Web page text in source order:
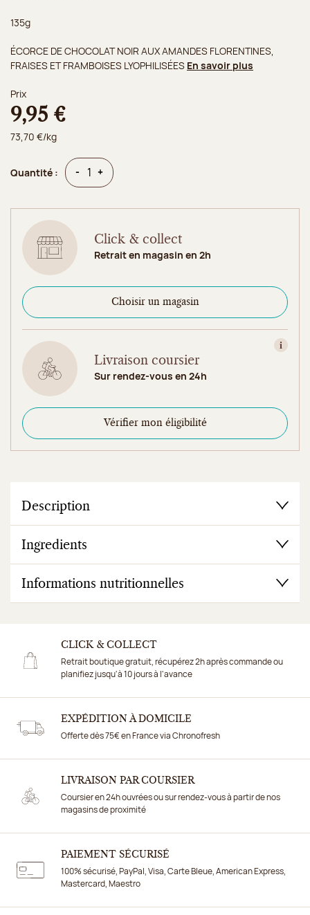
Poids net :
135g
ÉCORCE DE CHOCOLAT NOIR AUX AMANDES FLORENTINES,
FRAISES ET FRAMBOISES LYOPHILISÉES En savoir plus
Prix
9,95 €
73,70 €/kg
Quantité : - Quantité
+Quantité
Click & collect
Retrait en magasin en 2h
Choisir un magasin
Livraison coursier
Sur rendez-vous en 24h
Vérifier mon éligibilité
Description
Ingredients
Informations nutritionnelles
CLICK & COLLECT
Retrait boutique gratuit, récupérez 2h après commande ou
planifiez jusqu'à 10 jours à l'avance
EXPÉDITION À DOMICILE
Offerte dès 75€ en France via Chronofresh
LIVRAISON PAR COURSIER
Coursier en 24h ouvrées ou sur rendez-vous à partir de nos
magasins de proximité
PAIEMENT SÉCURISÉ
100% sécurisé, PayPal, Visa, Carte Bleue, American Express,
Mastercard, Maestro